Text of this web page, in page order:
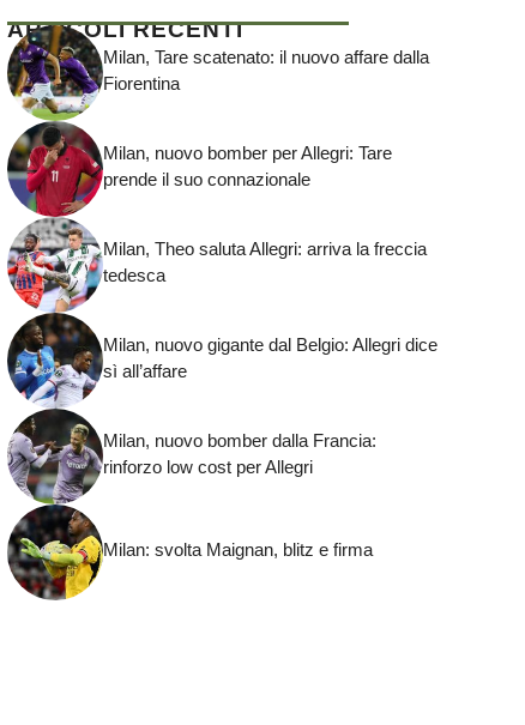
ARTICOLI RECENTI
Milan, Tare scatenato: il nuovo affare dalla
Fiorentina
Milan, nuovo bomber per Allegri: Tare
prende il suo connazionale
Milan, Theo saluta Allegri: arriva la freccia
tedesca
Milan, nuovo gigante dal Belgio: Allegri dice
sì all’affare
Milan, nuovo bomber dalla Francia:
rinforzo low cost per Allegri
Milan: svolta Maignan, blitz e firma